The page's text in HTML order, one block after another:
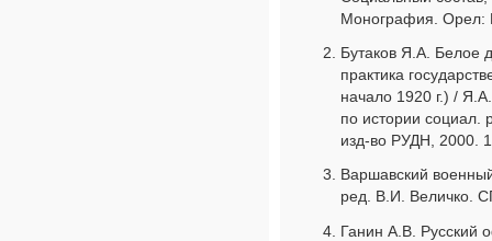
Монография. Орел:
Бутаков Я.А. Белое
практика
начало 1920 г.) /
по истории
изд-во РУДН, 2000.
Варшавский
ред. В.И. Величко.
Ганин А.В. Русский